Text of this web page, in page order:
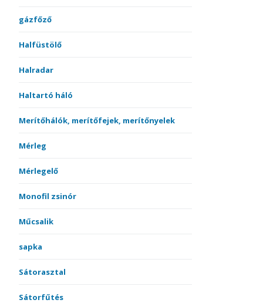
gázfőző
Halfüstölő
Halradar
Haltartó háló
Merítőhálók, merítőfejek, merítőnyelek
Mérleg
Mérlegelő
Monofil zsinór
Műcsalik
sapka
Sátorasztal
Sátorfűtés